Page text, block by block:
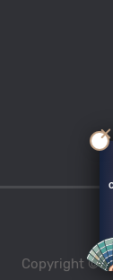
Copyright ©